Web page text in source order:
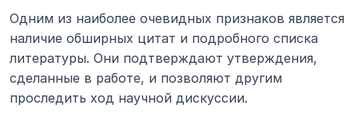
Одним из наиболее очевидных признаков является
наличие обширных цитат и подробного списка
литературы. Они подтверждают утверждения,
сделанные в работе, и позволяют другим
проследить ход научной дискуссии.